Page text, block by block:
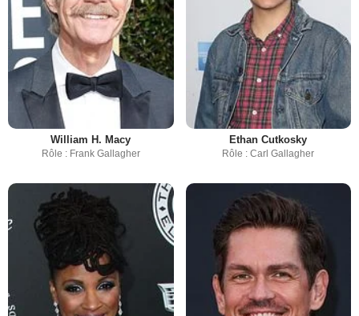
William H. Macy
Rôle : Frank Gallagher
Ethan Cutkosky
Rôle : Carl Gallagher